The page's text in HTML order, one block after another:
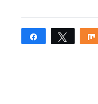
Share Tweet